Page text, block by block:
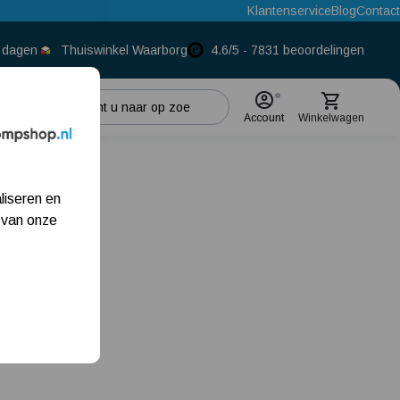
KlantenserviceBlogContact
Thuiswinkel Waarborg 4.6/5 - 7831 beoordelingen
Beregeningspomp
Meest gelezen blogs
Account Winkelwagen
en
onze